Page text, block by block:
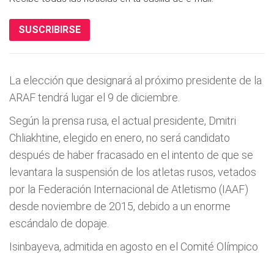
SUSCRIBIRSE
La elección que designará al próximo presidente de la
ARAF tendrá lugar el 9 de diciembre.
Según la prensa rusa, el actual presidente, Dmitri
Chliakhtine, elegido en enero, no será candidato
después de haber fracasado en el intento de que se
levantara la suspensión de los atletas rusos, vetados
por la Federación Internacional de Atletismo (IAAF)
desde noviembre de 2015, debido a un enorme
escándalo de dopaje.
Isinbayeva, admitida en agosto en el Comité Olímpico